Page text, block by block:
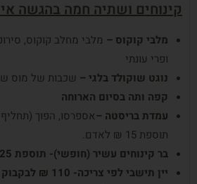
קינוחים ושתיה חמה בהגשה
מלבי קוקוס – מלבי מחלב קוקוס,
ופרי עונתי
נוגט שוקולד בלגי – שכבות של מוס
קפה ותה בסיום הארוחה
עמדת בריסטה –אספרסו, הפוך
תוספת 15 ₪ לאדם.
בר קינוחים עשיר (חופשי)- תוספת 25 ₪ לאדם.
יין תישבי לפי